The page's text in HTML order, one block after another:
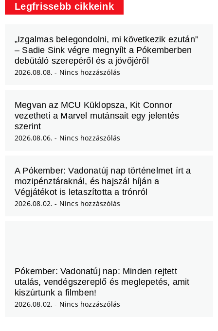
Legfrissebb cikkeink
„Izgalmas belegondolni, mi következik ezután”
– Sadie Sink végre megnyílt a Pókemberben
debütáló szerepéről és a jövőjéről
2026.08.08. Nincs hozzászólás
Megvan az MCU Küklopsza, Kit Connor
vezetheti a Marvel mutánsait egy jelentés
szerint
2026.08.06. Nincs hozzászólás
A Pókember: Vadonatúj nap történelmet írt a
mozipénztáraknál, és hajszál híján a
Végjátékot is letaszította a trónról
2026.08.02. Nincs hozzászólás
Pókember: Vadonatúj nap: Minden rejtett
utalás, vendégszereplő és meglepetés, amit
kiszúrtunk a filmben!
2026.08.02. Nincs hozzászólás